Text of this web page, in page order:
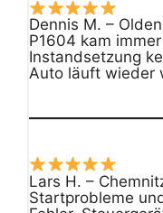
Dennis M. –
P1604 kam
Instandsetzung
Auto läuft wieder
Lars H. –
Startprobleme